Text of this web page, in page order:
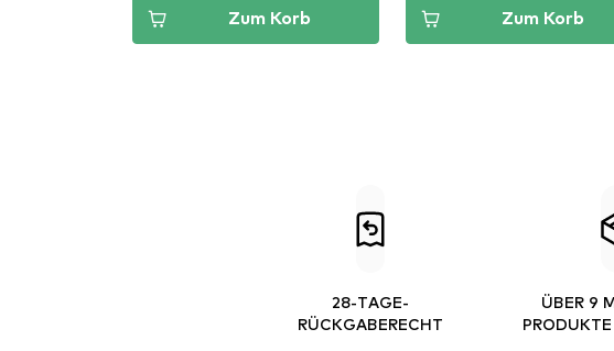
Zum Korb Zum Korb
28-TAGE-
RÜCKGABERECHT
ÜBER 9